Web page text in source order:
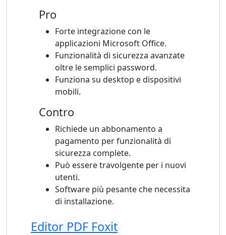
Pro
Forte integrazione con le
applicazioni Microsoft Office.
Funzionalità di sicurezza avanzate
oltre le semplici password.
Funziona su desktop e dispositivi
mobili.
Contro
Richiede un abbonamento a
pagamento per funzionalità di
sicurezza complete.
Può essere travolgente per i nuovi
utenti.
Software più pesante che necessita
di installazione.
Editor PDF Foxit